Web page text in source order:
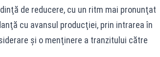
de reducere, cu un ritm mai pronunţat
cu avansul producţiei, prin intrarea în
şi o menţinere a tranzitului către